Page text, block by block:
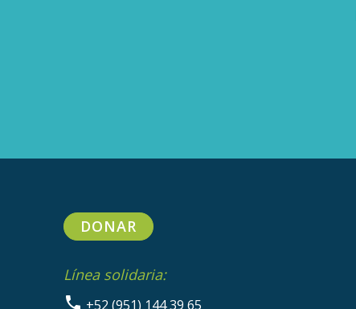
DONAR
Línea solidaria:
+52 (951) 144 39 65